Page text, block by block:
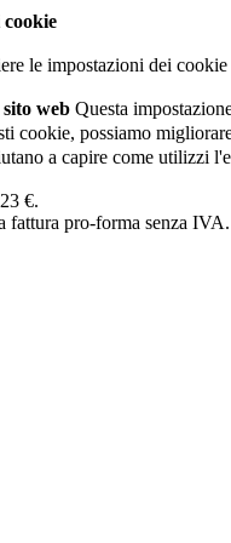
le impostazioni dei
web Questa
cookie, possiamo
a capire come utilizzi
€.
fattura pro-forma senza IVA.